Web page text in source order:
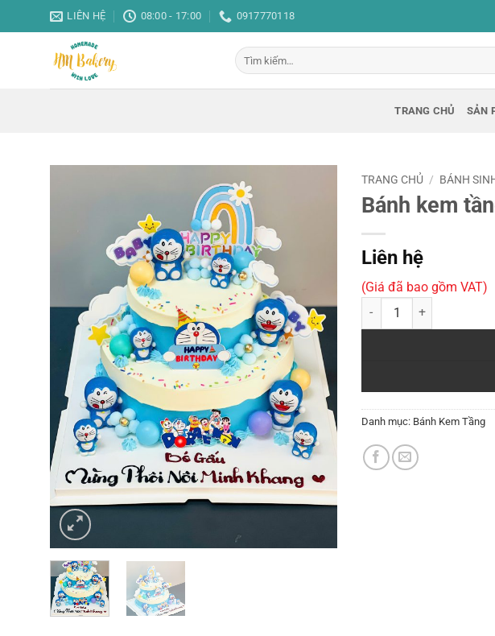
qua
LIÊN HỆ 08:00 - 17:00 0917770118
Tìm
kiếm:
TRANG CHỦ SẢN
TRANG CHỦ / BÁNH
Bánh kem
Liên hệ
(Giá đã bao gồm VAT)
Bánh kem tầng 24*16 số
Danh mục: Bánh Kem Tầng